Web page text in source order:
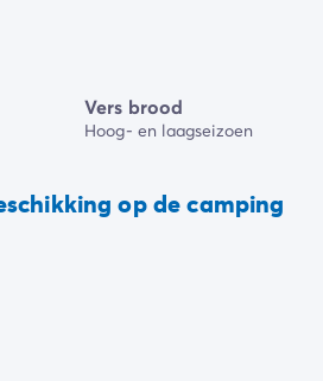
Vers brood
Hoog- en laagseizoen
op de camping